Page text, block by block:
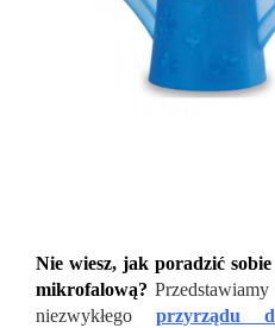
Nie wiesz, jak poradzić
mikrofalową?
niezwykłego przyrządu